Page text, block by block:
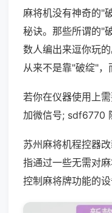
麻将机没有神奇的"
秘诀。那些所谓的"
数人编出来逗你玩
从来不是靠"破绽"，
若你在仪器使用上
加微信号; sdf6770
苏州麻将机程控器
指通过一些无需对
控制麻将牌功能的设